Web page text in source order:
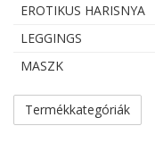
EROTIKUS HARISNYA
LEGGINGS
MASZK
Termékkategóriák